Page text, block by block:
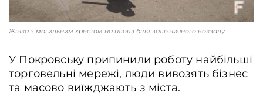
Жінка з могильним хрестом на площі біля залізничного вокзалу
У Покровську припинили роботу найбільші
торговельні мережі, люди вивозять бізнес
та масово виїжджають з міста.